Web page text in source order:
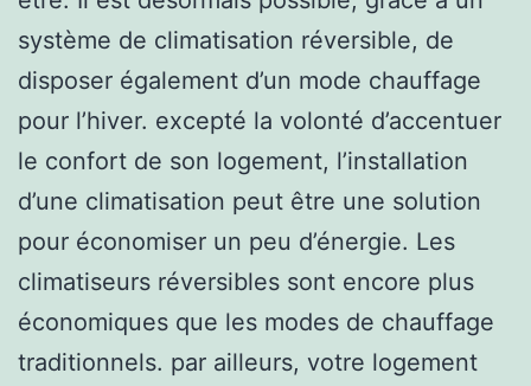
système de climatisation réversible, de
disposer également d’un mode chauffage
pour l’hiver. excepté la volonté d’accentuer
le confort de son logement, l’installation
d’une climatisation peut être une solution
pour économiser un peu d’énergie. Les
climatiseurs réversibles sont encore plus
économiques que les modes de chauffage
traditionnels. par ailleurs, votre logement